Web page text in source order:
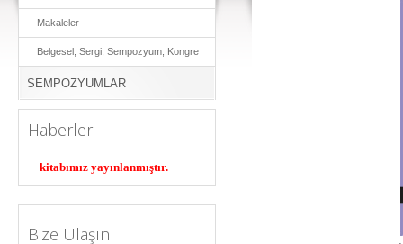
Makaleler
Belgesel, Sergi, Sempozyum, Kongre
SEMPOZYUMLAR
Haberler
Yeni kitabımız yayınlanmıştır.
Bize Ulaşın